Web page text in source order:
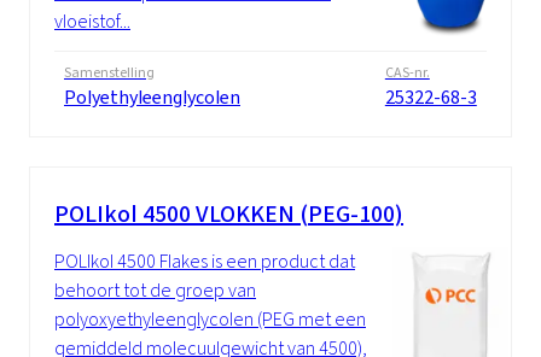
vloeistof...
Samenstelling
Polyethyleenglycolen
CAS-nr.
25322-68-3
POLIkol 4500 VLOKKEN (PEG-100)
POLIkol 4500 Flakes is een product dat
behoort tot de groep van
polyoxyethyleenglycolen (PEG met een
gemiddeld molecuulgewicht van 4500),